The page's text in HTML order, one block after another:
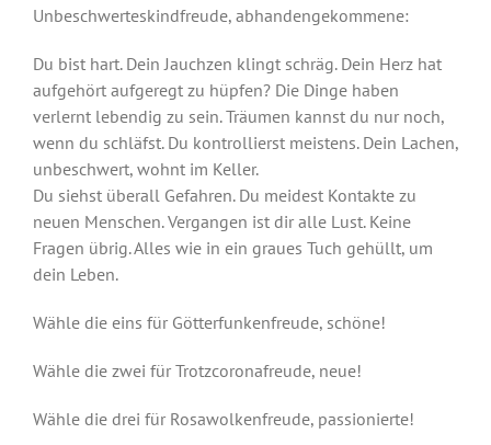
Musik
Kinder & Jugend
Service und Kontakt
Rückblick
Unbeschwerteskindfreude, abhandengekommene:
Du bist hart. Dein Jauchzen klingt schräg. Dein Herz hat
aufgehört aufgeregt zu hüpfen? Die Dinge haben
verlernt lebendig zu sein. Träumen kannst du nur noch,
wenn du schläfst. Du kontrollierst meistens. Dein Lachen,
unbeschwert, wohnt im Keller.
Du siehst überall Gefahren. Du meidest Kontakte zu
neuen Menschen. Vergangen ist dir alle Lust. Keine
Fragen übrig. Alles wie in ein graues Tuch gehüllt, um
dein Leben.
Wähle die eins für Götterfunkenfreude, schöne!
Wähle die zwei für Trotzcoronafreude, neue!
Wähle die drei für Rosawolkenfreude, passionierte!